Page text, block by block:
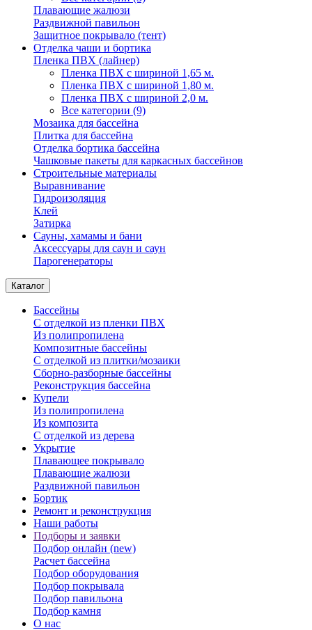
Плавающие жалюзи
Раздвижной павильон
Защитное покрывало (тент)
Отделка чаши и бортика
Пленка ПВХ (лайнер)
Пленка ПВХ с шириной 1,65 м.
Пленка ПВХ с шириной 1,80 м.
Пленка ПВХ с шириной 2,0 м.
Все категории (9)
Мозаика для бассейна
Плитка для бассейна
Отделка бортика бассейна
Чашковые пакеты для каркасных бассейнов
Строительные материалы
Выравнивание
Гидроизоляция
Клей
Затирка
Сауны, хамамы и бани
Аксессуары для саун и саун
Парогенераторы
Каталог
Бассейны
С отделкой из пленки ПВХ
Из полипропилена
Композитные бассейны
С отделкой из плитки/мозаики
Сборно-разборные бассейны
Реконструкция бассейна
Купели
Из полипропилена
Из композита
С отделкой из дерева
Укрытие
Плавающее покрывало
Плавающие жалюзи
Раздвижной павильон
Бортик
Ремонт и реконструкция
Наши работы
Подборы и заявки
Подбор онлайн (new)
Расчет бассейна
Подбор оборудования
Подбор покрывала
Подбор павильона
Подбор камня
О нас